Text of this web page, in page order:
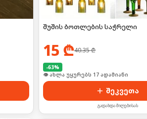
შუშის ბოთლების საჭრელი
15₾40.35₾
-63%
🛒 ბოლო 24სთ-ში იყიდა 22-მა
შეკვეთა
გადახდა მიღებისას